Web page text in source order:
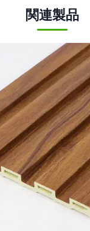
関連製品